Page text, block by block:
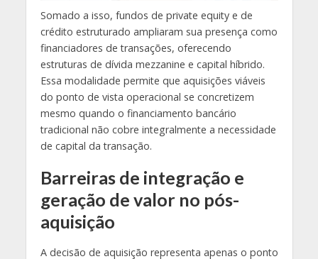
Somado a isso, fundos de private equity e de
crédito estruturado ampliaram sua presença como
financiadores de transações, oferecendo
estruturas de dívida mezzanine e capital híbrido.
Essa modalidade permite que aquisições viáveis
do ponto de vista operacional se concretizem
mesmo quando o financiamento bancário
tradicional não cobre integralmente a necessidade
de capital da transação.
Barreiras de integração e
geração de valor no pós-
aquisição
A decisão de aquisição representa apenas o ponto